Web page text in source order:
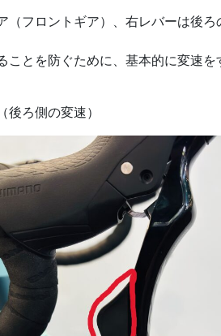
（フロントギア）、右レバーは後
ことを防ぐために、基本的に変速
後ろ側の変速）